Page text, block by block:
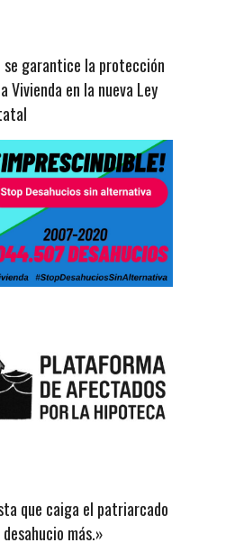
se garantice la protección
Vivienda en la nueva Ley
que caiga el patriarcado
más.»